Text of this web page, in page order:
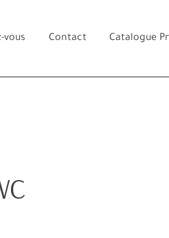
vous Contact Catalogue